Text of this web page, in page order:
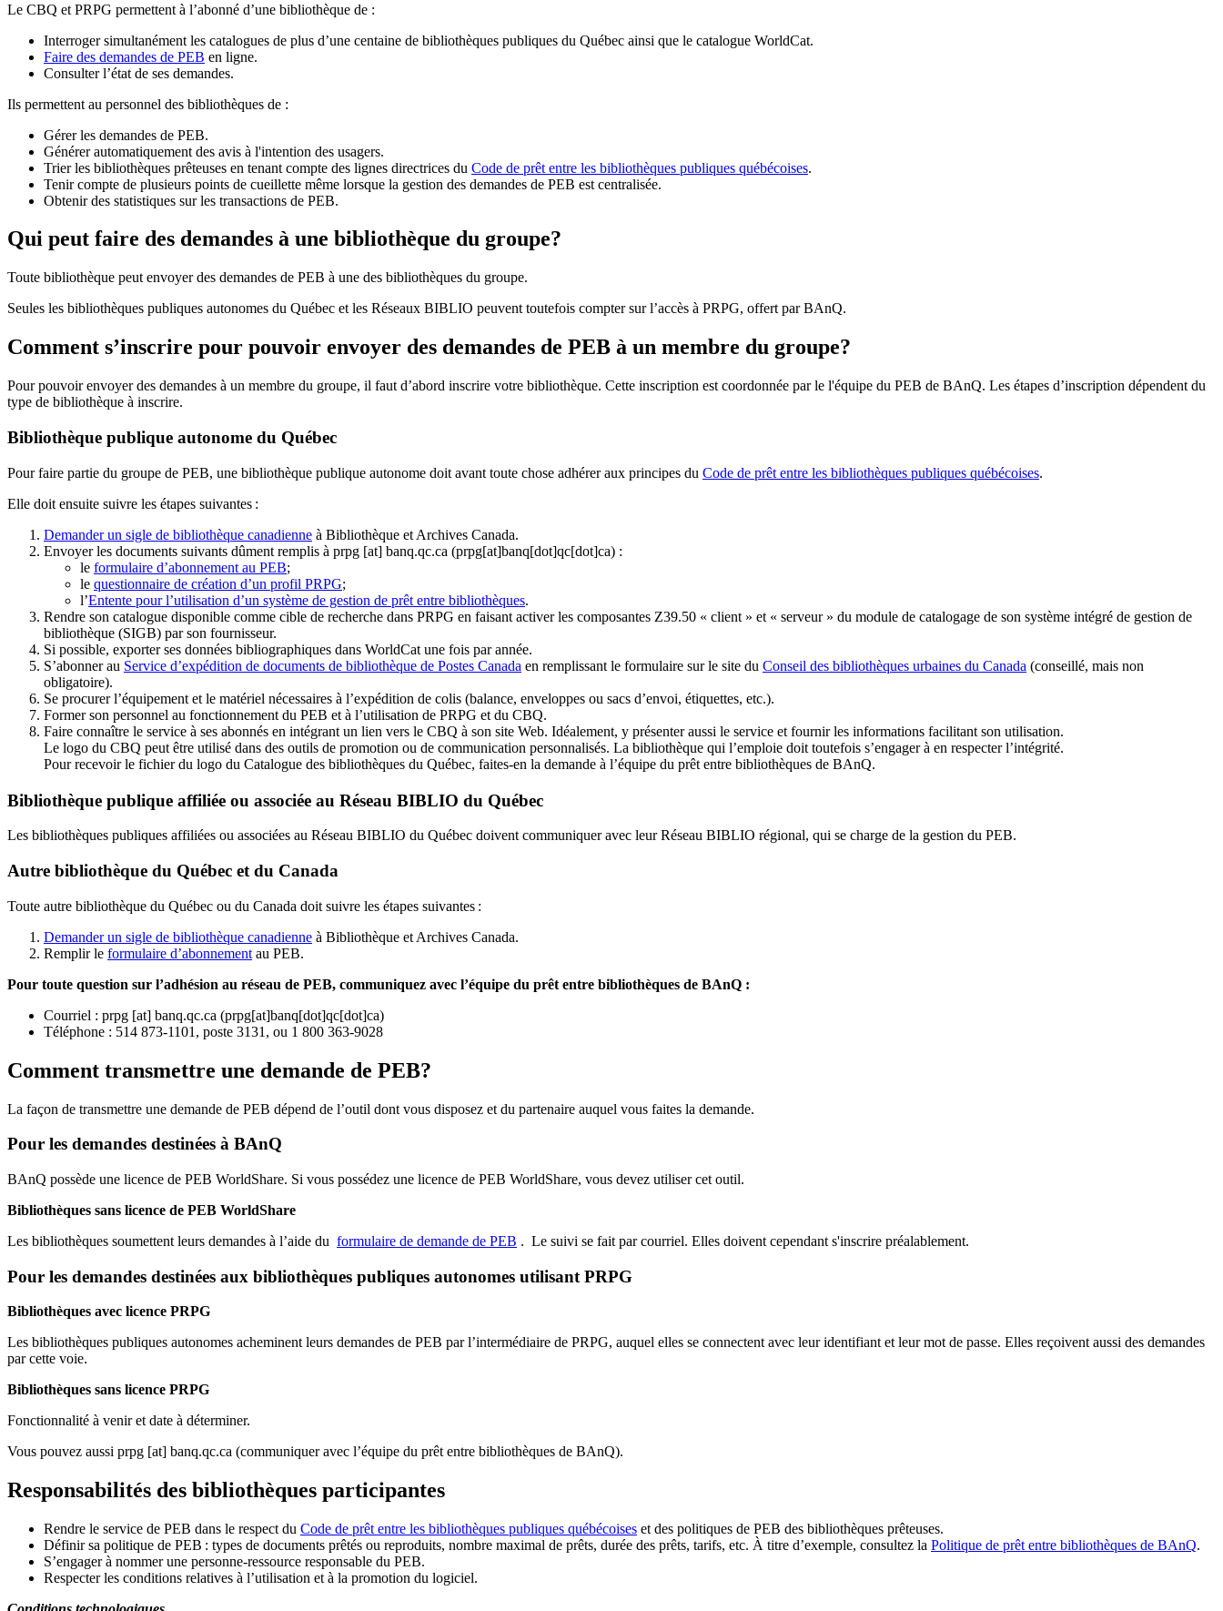
Le CBQ et PRPG permettent à l’abonné d’une bibliothèque de :
Interroger simultanément les catalogues de plus d’une centaine de bibliothèques publiques du Québec ainsi que le catalogue WorldCat.
Faire des demandes de PEB en ligne.
Consulter l’état de ses demandes.
Ils permettent au personnel des bibliothèques de :
Gérer les demandes de PEB.
Générer automatiquement des avis à l'intention des usagers.
Trier les bibliothèques prêteuses en tenant compte des lignes directrices du Code de prêt entre les bibliothèques publiques québécoises.
Tenir compte de plusieurs points de cueillette même lorsque la gestion des demandes de PEB est centralisée.
Obtenir des statistiques sur les transactions de PEB.
Qui peut faire des demandes à une bibliothèque du groupe?
Toute bibliothèque peut envoyer des demandes de PEB à une des bibliothèques du groupe.
Seules les bibliothèques publiques autonomes du Québec et les Réseaux BIBLIO peuvent toutefois compter sur l’accès à PRPG, offert par BAnQ.
Comment s’inscrire pour pouvoir envoyer des demandes de PEB à un membre du groupe?
Pour pouvoir envoyer des demandes à un membre du groupe, il faut d’abord inscrire votre bibliothèque. Cette inscription est coordonnée par le l'équipe du PEB de BAnQ. Les étapes d’inscription dépendent du
type de bibliothèque à inscrire.
Bibliothèque publique autonome du Québec
Pour faire partie du groupe de PEB, une bibliothèque publique autonome doit avant toute chose adhérer aux principes du Code de prêt entre les bibliothèques publiques québécoises.
Elle doit ensuite suivre les étapes suivantes :
Demander un sigle de bibliothèque canadienne à Bibliothèque et Archives Canada.
Envoyer les documents suivants dûment remplis à prpg [at] banq.qc.ca (prpg[at]banq[dot]qc[dot]ca) :
le formulaire d’abonnement au PEB;
le questionnaire de création d’un profil PRPG;
l’Entente pour l’utilisation d’un système de gestion de prêt entre bibliothèques.
Rendre son catalogue disponible comme cible de recherche dans PRPG en faisant activer les composantes Z39.50 « client » et « serveur » du module de catalogage de son système intégré de gestion de
bibliothèque (SIGB) par son fournisseur.
Si possible, exporter ses données bibliographiques dans WorldCat une fois par année.
S’abonner au Service d’expédition de documents de bibliothèque de Postes Canada en remplissant le formulaire sur le site du Conseil des bibliothèques urbaines du Canada (conseillé, mais non
obligatoire).
Se procurer l’équipement et le matériel nécessaires à l’expédition de colis (balance, enveloppes ou sacs d’envoi, étiquettes, etc.).
Former son personnel au fonctionnement du PEB et à l’utilisation de PRPG et du CBQ.
Faire connaître le service à ses abonnés en intégrant un lien vers le CBQ à son site Web. Idéalement, y présenter aussi le service et fournir les informations facilitant son utilisation.
Le logo du CBQ peut être utilisé dans des outils de promotion ou de communication personnalisés. La bibliothèque qui l’emploie doit toutefois s’engager à en respecter l’intégrité.
Pour recevoir le fichier du logo du Catalogue des bibliothèques du Québec, faites-en la demande à l’équipe du prêt entre bibliothèques de BAnQ.
Bibliothèque publique affiliée ou associée au Réseau BIBLIO du Québec
Les bibliothèques publiques affiliées ou associées au Réseau BIBLIO du Québec doivent communiquer avec leur Réseau BIBLIO régional, qui se charge de la gestion du PEB.
Autre bibliothèque du Québec et du Canada
Toute autre bibliothèque du Québec ou du Canada doit suivre les étapes suivantes :
Demander un sigle de bibliothèque canadienne à Bibliothèque et Archives Canada.
Remplir le formulaire d’abonnement au PEB.
Pour toute question sur l’adhésion au réseau de PEB, communiquez avec l’équipe du prêt entre bibliothèques de BAnQ :
Courriel : prpg [at] banq.qc.ca (prpg[at]banq[dot]qc[dot]ca)
Téléphone : 514 873-1101, poste 3131, ou 1 800 363-9028
Comment transmettre une demande de PEB?
La façon de transmettre une demande de PEB dépend de l’outil dont vous disposez et du partenaire auquel vous faites la demande.
Pour les demandes destinées à BAnQ
BAnQ possède une licence de PEB WorldShare. Si vous possédez une licence de PEB WorldShare, vous devez utiliser cet outil.
Bibliothèques sans licence de PEB WorldShare
Les bibliothèques soumettent leurs demandes à l’aide du formulaire de demande de PEB . Le suivi se fait par courriel. Elles doivent cependant s'inscrire préalablement.
Pour les demandes destinées aux bibliothèques publiques autonomes utilisant PRPG
Bibliothèques avec licence PRPG
Les bibliothèques publiques autonomes acheminent leurs demandes de PEB par l’intermédiaire de PRPG, auquel elles se connectent avec leur identifiant et leur mot de passe. Elles reçoivent aussi des demandes
par cette voie.
Bibliothèques sans licence PRPG
Fonctionnalité à venir et date à déterminer.
Vous pouvez aussi prpg [at] banq.qc.ca (communiquer avec l’équipe du prêt entre bibliothèques de BAnQ).
Responsabilités des bibliothèques participantes
Rendre le service de PEB dans le respect du Code de prêt entre les bibliothèques publiques québécoises et des politiques de PEB des bibliothèques prêteuses.
Définir sa politique de PEB : types de documents prêtés ou reproduits, nombre maximal de prêts, durée des prêts, tarifs, etc. À titre d’exemple, consultez la Politique de prêt entre bibliothèques de BAnQ.
S’engager à nommer une personne-ressource responsable du PEB.
Respecter les conditions relatives à l’utilisation et à la promotion du logiciel.